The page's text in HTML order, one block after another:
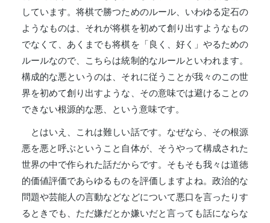
しています。将棋で勝つためのルール、いわゆる定石の
ようなものは、それが将棋を初めて創り出すようなもの
でなくて、あくまでも将棋を「良く、好く」やるための
ルールなので、こちらは統制的なルールといわれます。
構成的な悪というのは、それに従うことが我々のこの世
界を初めて創り出すような、その意味では避けることの
できない根源的な悪、という意味です。
とはいえ、これは難しい話です。なぜなら、その根源
悪を悪と呼ぶということ自体が、そうやって構成された
世界の中で作られた話だからです。そもそも我々は道徳
的価値評価であらゆるものを評価しますよね。政治的な
問題や芸能人の言動などなどについて悪口を言ったりす
るときでも、ただ嫌だとか嫌いだと言っても話にならな